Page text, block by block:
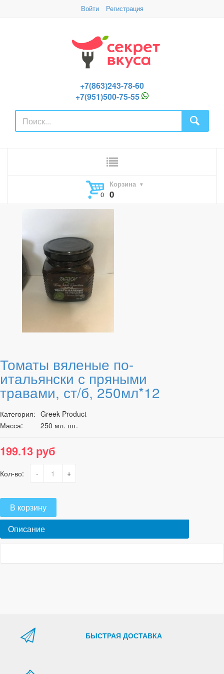
Войти Регистрация
+7(863)243-78-60
+7(951)500-75-55
Корзина
0
Томаты вяленые по-
итальянски с пряными
травами, ст/б, 250мл*12
Категория: Greek Product
Масса:
250 мл. шт.
199.13 руб
Кол-во: - +
В корзину
Описание
БЫСТРАЯ ДОСТАВКА